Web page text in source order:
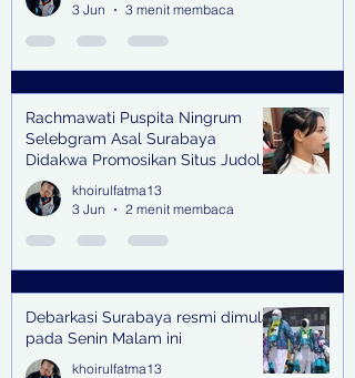
3 Jun
3 menit membaca
Rachmawati Puspita Ningrum
Selebgram Asal Surabaya
Didakwa Promosikan Situs Judol,
Raup Rp2 Juta dari Tiga Kali
Endorse
khoirulfatma13
3 Jun
2 menit membaca
Debarkasi Surabaya resmi dimulai
pada Senin Malam ini
khoirulfatma13